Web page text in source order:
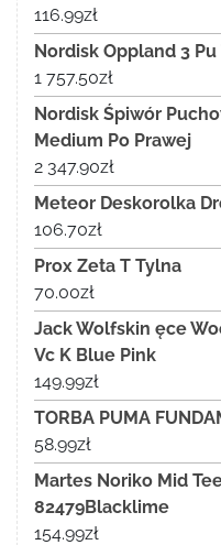
116.99zł
Nordisk Oppland 3
1 757.50zł
Nordisk Śpiwór
Medium Po Prawej
2 347.90zł
Meteor Deskorolka
106.70zł
Prox Zeta T Tylna
70.00zł
Jack Wolfskin ęce
Vc K Blue Pink
149.99zł
TORBA PUMA
58.99zł
Martes Noriko Mid
82479Blacklime
154.99zł